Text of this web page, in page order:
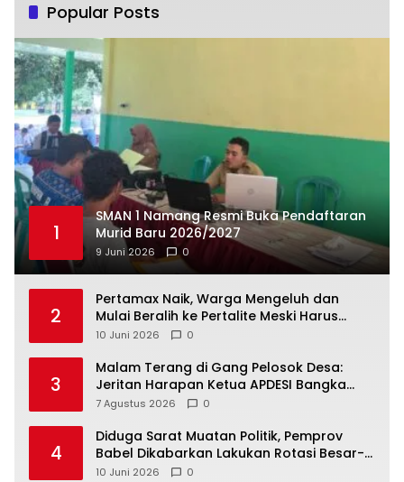
Popular Posts
1
SMAN 1 Namang Resmi Buka Pendaftaran
Murid Baru 2026/2027
9 Juni 2026 0
2
‎Pertamax Naik, Warga Mengeluh dan
Mulai Beralih ke Pertalite Meski Harus
10 Juni 2026 0
3
Malam Terang di Gang Pelosok Desa:
Jeritan Harapan Ketua APDESI Bangka
Tengah untuk PLN Babel
7 Agustus 2026 0
4
‎Diduga Sarat Muatan Politik, Pemprov
Babel Dikabarkan Lakukan Rotasi Besar-
10 Juni 2026 0